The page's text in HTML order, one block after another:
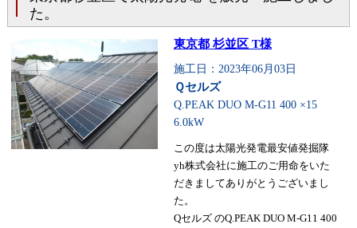
た。
東京都 杉並区 T様
施工日：2023年06月03日
Ｑセルズ
Q.PEAK DUO M-G11 400 ×15
6.0kW
この度は太陽光発電最安値発掘隊
yh株式会社に施工のご用命をいた
だきましてありがとうございまし
た。
Qセルズ のQ.PEAK DUO M-G11 400